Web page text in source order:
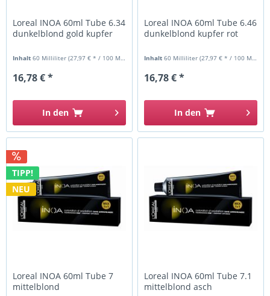
Loreal INOA 60ml Tube 6.34
dunkelblond gold kupfer
Inhalt60 Milliliter(27,97 € * / 100 Milliliter)
16,78 € *
In den
Loreal INOA 60ml Tube 6.46
dunkelblond kupfer rot
Inhalt60 Milliliter(27,97 € * / 100 Milliliter)
16,78 € *
In den
TIPP!
NEU
Loreal INOA 60ml Tube 7
mittelblond
Loreal INOA 60ml Tube 7.1
mittelblond asch